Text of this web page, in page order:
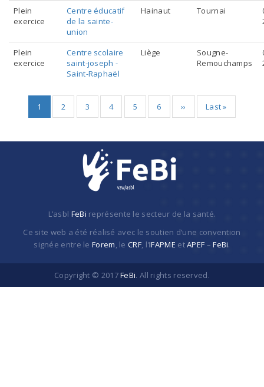
Plein
exercice
Centre éducatif
de la sainte-
union
Hainaut Tournai
Plein
exercice
Centre scolaire
saint-joseph -
Saint-Raphaël
Liège
Sougne-
Remouchamps
Pagination
Page
1 Page
2 Page
3 Page
4 Page
5 Page
6
Page
››
Dernière
Last »
L’asbl FeBi représente le secteur de la santé.
Ce site web a été réalisé avec le soutien d’une convention
signée entre leForem, leCRF, l'IFAPME etAPEF –FeBi.
Copyright © 2017FeBi. All rights reserved.